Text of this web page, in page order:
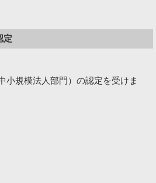
定
小規模法人部門）の認定を受けま